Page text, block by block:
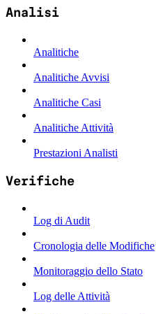
Analisi
Analitiche
Analitiche Avvisi
Analitiche Casi
Analitiche Attività
Prestazioni Analisti
Verifiche
Log di Audit
Cronologia delle Modifiche
Monitoraggio dello Stato
Log delle Attività